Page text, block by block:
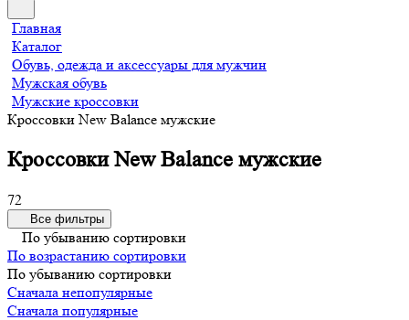
Главная
Каталог
Обувь, одежда и аксессуары для мужчин
Мужская обувь
Мужские кроссовки
Кроссовки New Balance мужские
Кроссовки New Balance мужские
72
Все фильтры
По убыванию сортировки
По возрастанию сортировки
По убыванию сортировки
Сначала непопулярные
Сначала популярные